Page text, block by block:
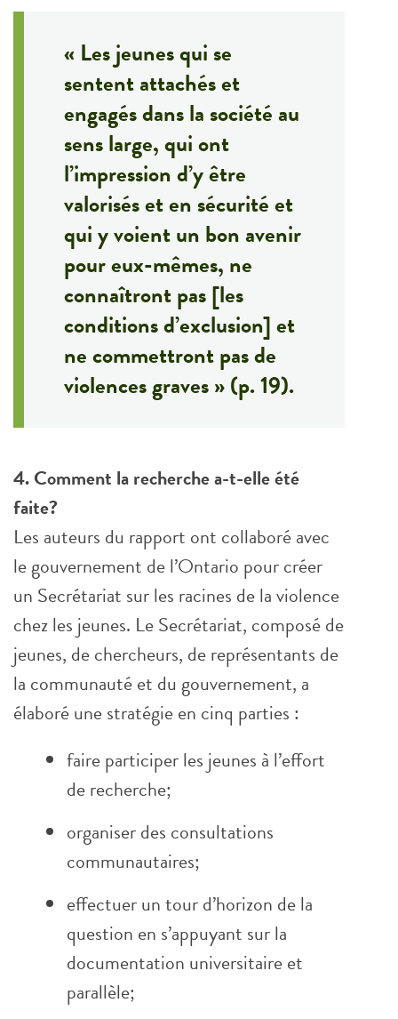
« Les jeunes qui se
sentent attachés et
engagés dans la société au
sens large, qui ont
l’impression d’y être
valorisés et en sécurité et
qui y voient un bon avenir
pour eux-mêmes, ne
connaîtront pas [les
conditions d’exclusion] et
ne commettront pas de
violences graves » (p. 19).
4. Comment la recherche a-t-elle été
faite?
Les auteurs du rapport ont collaboré avec
le gouvernement de l’Ontario pour créer
un Secrétariat sur les racines de la violence
chez les jeunes. Le Secrétariat, composé de
jeunes, de chercheurs, de représentants de
la communauté et du gouvernement, a
élaboré une stratégie en cinq parties :
faire participer les jeunes à l’effort
de recherche;
organiser des consultations
communautaires;
effectuer un tour d’horizon de la
question en s’appuyant sur la
documentation universitaire et
parallèle;